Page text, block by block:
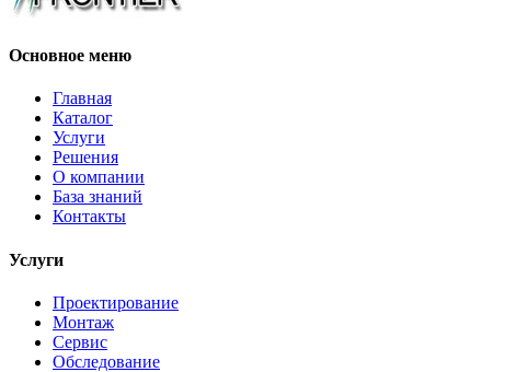
Основное меню
Главная
Каталог
Услуги
Решения
О компании
База знаний
Контакты
Услуги
Проектирование
Монтаж
Сервис
Обследование